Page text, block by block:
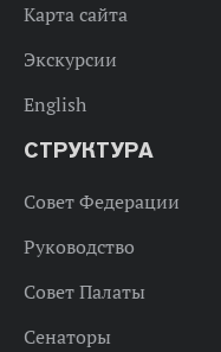
Карта сайта
Экскурсии
English
СТРУКТУРА
Совет Федерации
Руководство
Совет Палаты
Сенаторы